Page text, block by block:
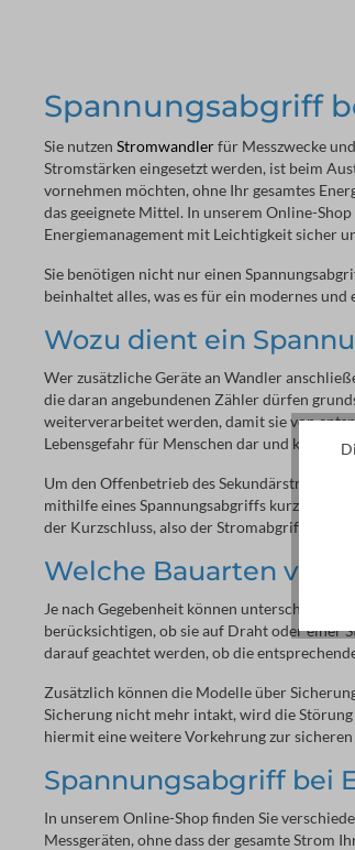
Spannungsabgriff
Sie nutzen Stromwandlerfür Messzwecke
Stromstärken eingesetzt werden, ist beim
vornehmen möchten, ohne Ihr gesamtes
das geeignete Mittel. In unserem Online-
Energiemanagement mit Leichtigkeit sicher
Sie benötigen nicht nur einen
beinhaltet alles, was es für ein modernes
Wozu dient ein
Wer zusätzliche Geräte an Wandler
die daran angebundenen Zähler dürfen
weiterverarbeitet werden, damit sie von
Lebensgefahr für Menschen dar und können
Um den Offenbetrieb des Sekundärstroms
mithilfe eines Spannungsabgriffs
der Kurzschluss, also der Stromabgriff,
Welche Bauarten von
Je nach Gegebenheit können
berücksichtigen, ob sie auf Draht oder einer
darauf geachtet werden, ob die
Zusätzlich können die Modelle über
Sicherung nicht mehr intakt, wird die
hiermit eine weitere Vorkehrung zur
Spannungsabgriff bei
In unserem Online-Shop finden Sie
Messgeräten, ohne dass der gesamte Strom